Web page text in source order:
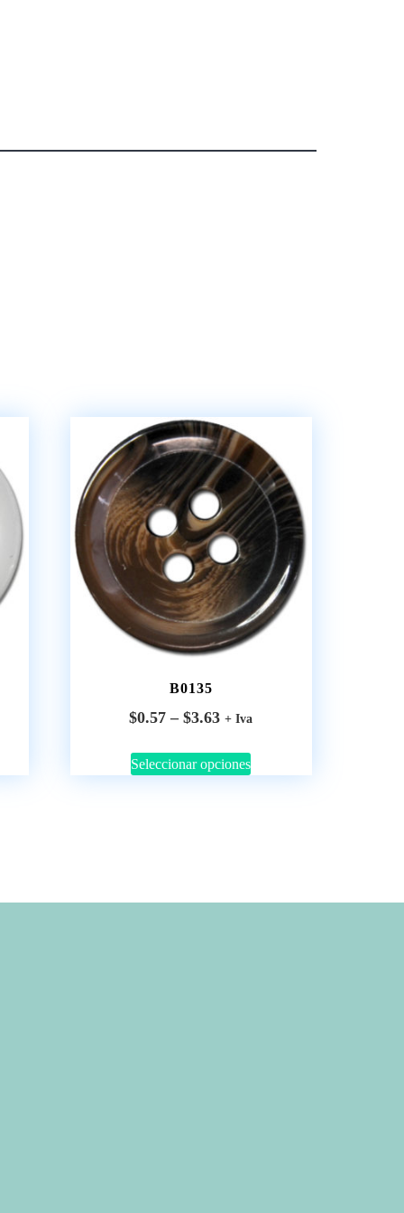
B0135
$0.57 – $3.63 + Iva
Seleccionar opciones